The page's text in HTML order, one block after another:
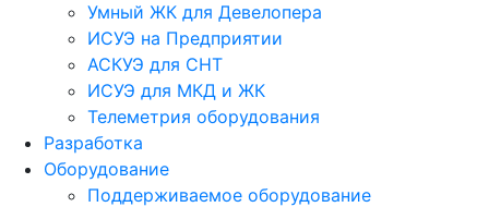
Умный ЖК для Девелопера
ИСУЭ на Предприятии
АСКУЭ для СНТ
ИСУЭ для МКД и ЖК
Телеметрия оборудования
Разработка
Оборудование
Поддерживаемое оборудование